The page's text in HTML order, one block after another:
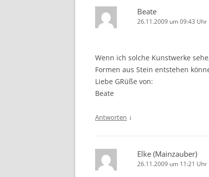
Beate
26.11.2009 um 09:43 Uhr
Wenn ich solche Kunstwerke
Formen aus Stein entstehen
Liebe GRüße von:
Beate
Antworten ↓
Elke (Mainzauber)
26.11.2009 um 11:21 Uhr